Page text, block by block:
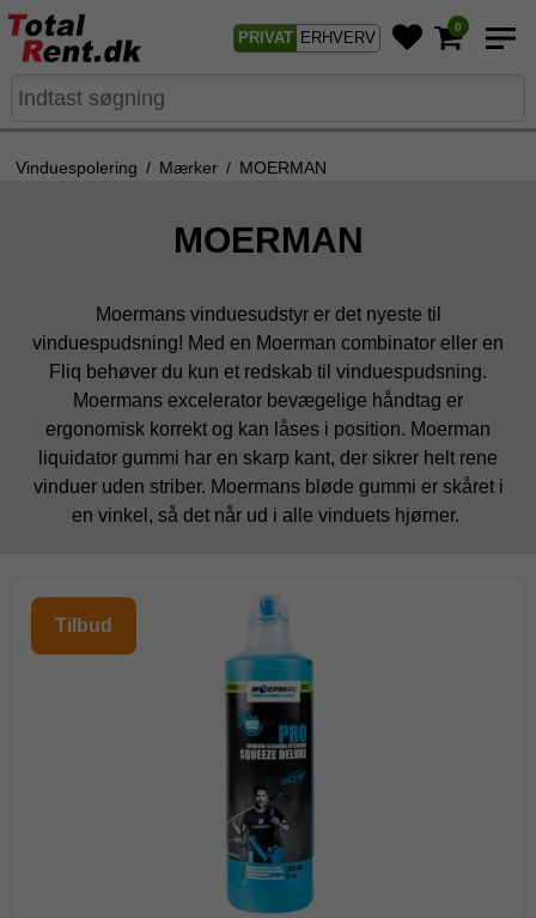
PRIVAT ERHVERV
0
Vinduespolering / Mærker / MOERMAN
MOERMAN
Moermans vinduesudstyr er det nyeste til
vinduespudsning! Med en Moerman combinator eller en
Fliq behøver du kun et redskab til vinduespudsning.
Moermans excelerator bevægelige håndtag er
ergonomisk korrekt og kan låses i position. Moerman
liquidator gummi har en skarp kant, der sikrer helt rene
vinduer uden striber. Moermans bløde gummi er skåret i
en vinkel, så det når ud i alle vinduets hjørner.
Tilbud